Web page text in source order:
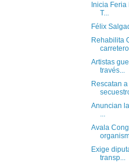
Inicia
T...
Félix
Rehabilita
Artistas
través...
Rescatan
Anuncian
...
Avala
Exige
transp...